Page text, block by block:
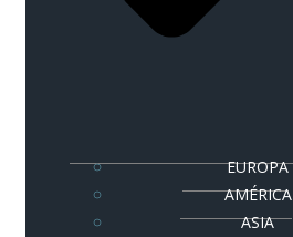
EUROPA
AMÉRICA
ASIA